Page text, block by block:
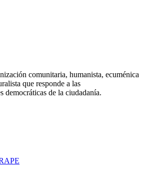
comunitaria, humanista, ecuménica
que responde a las
democráticas de la ciudadanía.